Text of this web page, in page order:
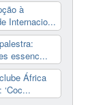
à
Internacio...
essenc...
África
‘Coc...